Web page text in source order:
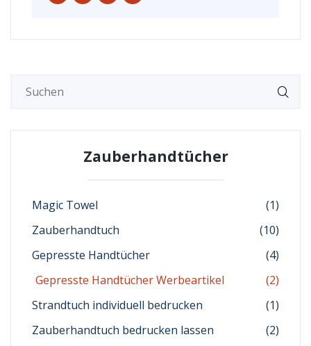
Zauberhandtücher
Magic Towel
(1)
Zauberhandtuch
(10)
Gepresste Handtücher
(4)
Gepresste Handtücher Werbeartikel
(2)
Strandtuch individuell bedrucken
(1)
Zauberhandtuch bedrucken lassen
(2)